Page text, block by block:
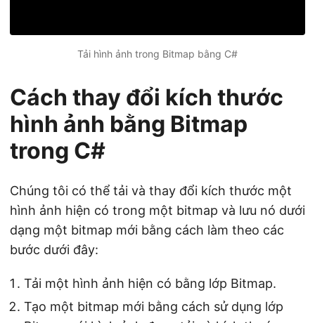
Tải hình ảnh trong Bitmap bằng C#
Cách thay đổi kích thước
hình ảnh bằng Bitmap
trong C#
Chúng tôi có thể tải và thay đổi kích thước một
hình ảnh hiện có trong một bitmap và lưu nó dưới
dạng một bitmap mới bằng cách làm theo các
bước dưới đây:
Tải một hình ảnh hiện có bằng lớp Bitmap.
Tạo một bitmap mới bằng cách sử dụng lớp